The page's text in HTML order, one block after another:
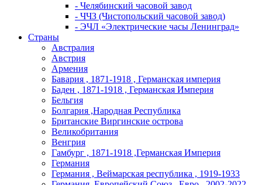
- Челябинский часовой завод
- ЧЧЗ (Чистопольский часовой завод)
- ЭЧЛ «Электрические часы Ленинград»
Страны
Австралия
Австрия
Армения
Бавария , 1871-1918 , Германская империя
Баден , 1871-1918 , Германская Империя
Бельгия
Болгария ,Народная Республика
Британские Виргинские острова
Великобритания
Венгрия
Гамбург , 1871-1918 ,Германская Империя
Германия
Германия , Веймарская республика , 1919-1933